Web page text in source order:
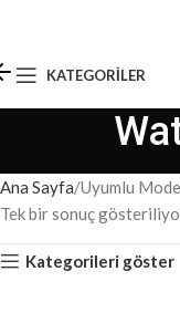
KATEGORILER
Ana Sayfa Uyumlu
Tek bir sonuç
Kategorileri göster